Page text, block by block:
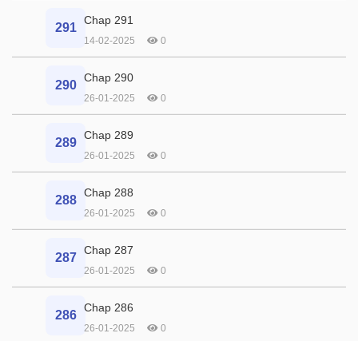
291
Chap 291
14-02-2025 0
290
Chap 290
26-01-2025 0
289
Chap 289
26-01-2025 0
288
Chap 288
26-01-2025 0
287
Chap 287
26-01-2025 0
286
Chap 286
26-01-2025 0